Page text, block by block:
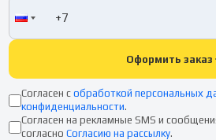
Оформить заказ
Согласен с обработкой персональных
конфиденциальности.
Согласен на рекламные SMS и
согласно Согласию на рассылку.